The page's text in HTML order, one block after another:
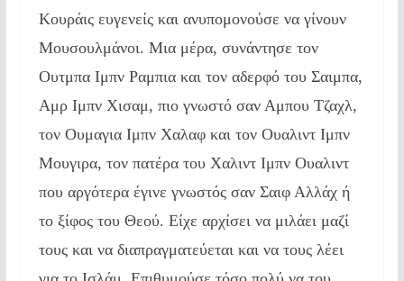
Κουράις ευγενείς και ανυπομονούσε να γίνουν
Μουσουλμάνοι. Μια μέρα, συνάντησε τον
Ουτμπα Ιμπν Ραμπια και τον αδερφό του Σαιμπα,
Αμρ Ιμπν Χισαμ, πιο γνωστό σαν Αμπου Τζαχλ,
τον Ουμαγια Ιμπν Χαλαφ και τον Ουαλιντ Ιμπν
Μουγιρα, τον πατέρα του Χαλιντ Ιμπν Ουαλιντ
που αργότερα έγινε γνωστός σαν Σαιφ Αλλάχ ή
το ξίφος του Θεού. Είχε αρχίσει να μιλάει μαζί
τους και να διαπραγματεύεται και να τους λέει